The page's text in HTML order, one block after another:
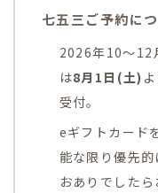
七五三ご予約に
2026年10〜12
は8月1日(土)
受付。
eギフトカード
能な限り優先
おありでしたら